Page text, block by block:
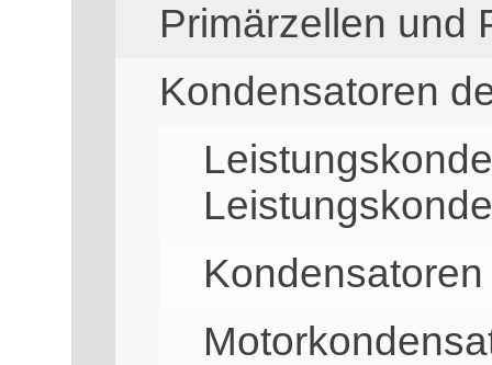
Primärzellen und
Kondensatoren